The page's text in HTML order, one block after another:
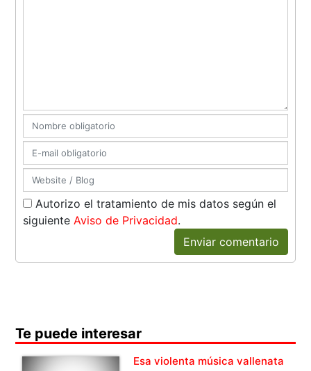
Autorizo el tratamiento de mis datos según el
siguiente Aviso de Privacidad.
Enviar comentario
Te puede interesar
Esa violenta música vallenata